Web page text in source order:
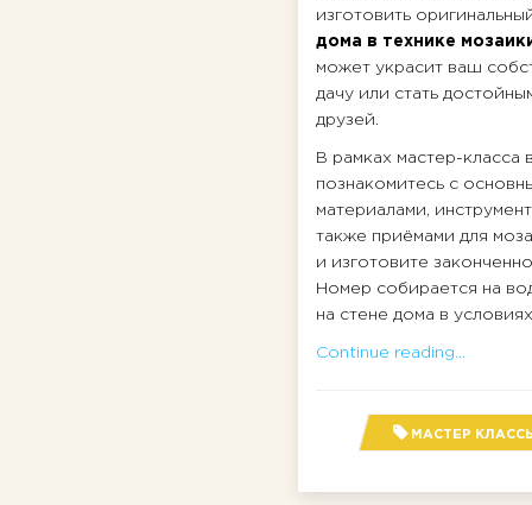
изготовить
дома в технике
может украсит ваш
дачу или стать
друзей.
В рамках мастер-класса
познакомитесь с
материалами,
также приёмами для
и изготовите
Номер собирается на
на стене дома в
Continue reading...
МАСТЕР